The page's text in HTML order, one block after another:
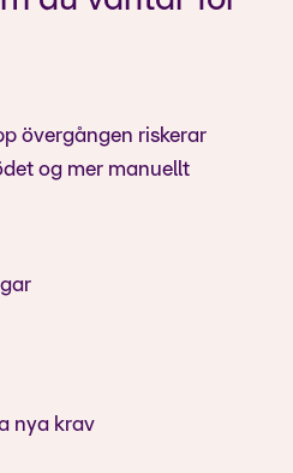
övergången riskerar
og mer manuellt
nya krav